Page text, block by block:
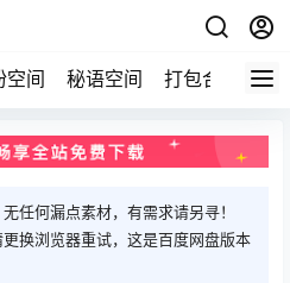
空间 秘语空间 打包合集 关
任何漏点素材，有需求请另寻！
换浏览器重试，这是百度网盘版本